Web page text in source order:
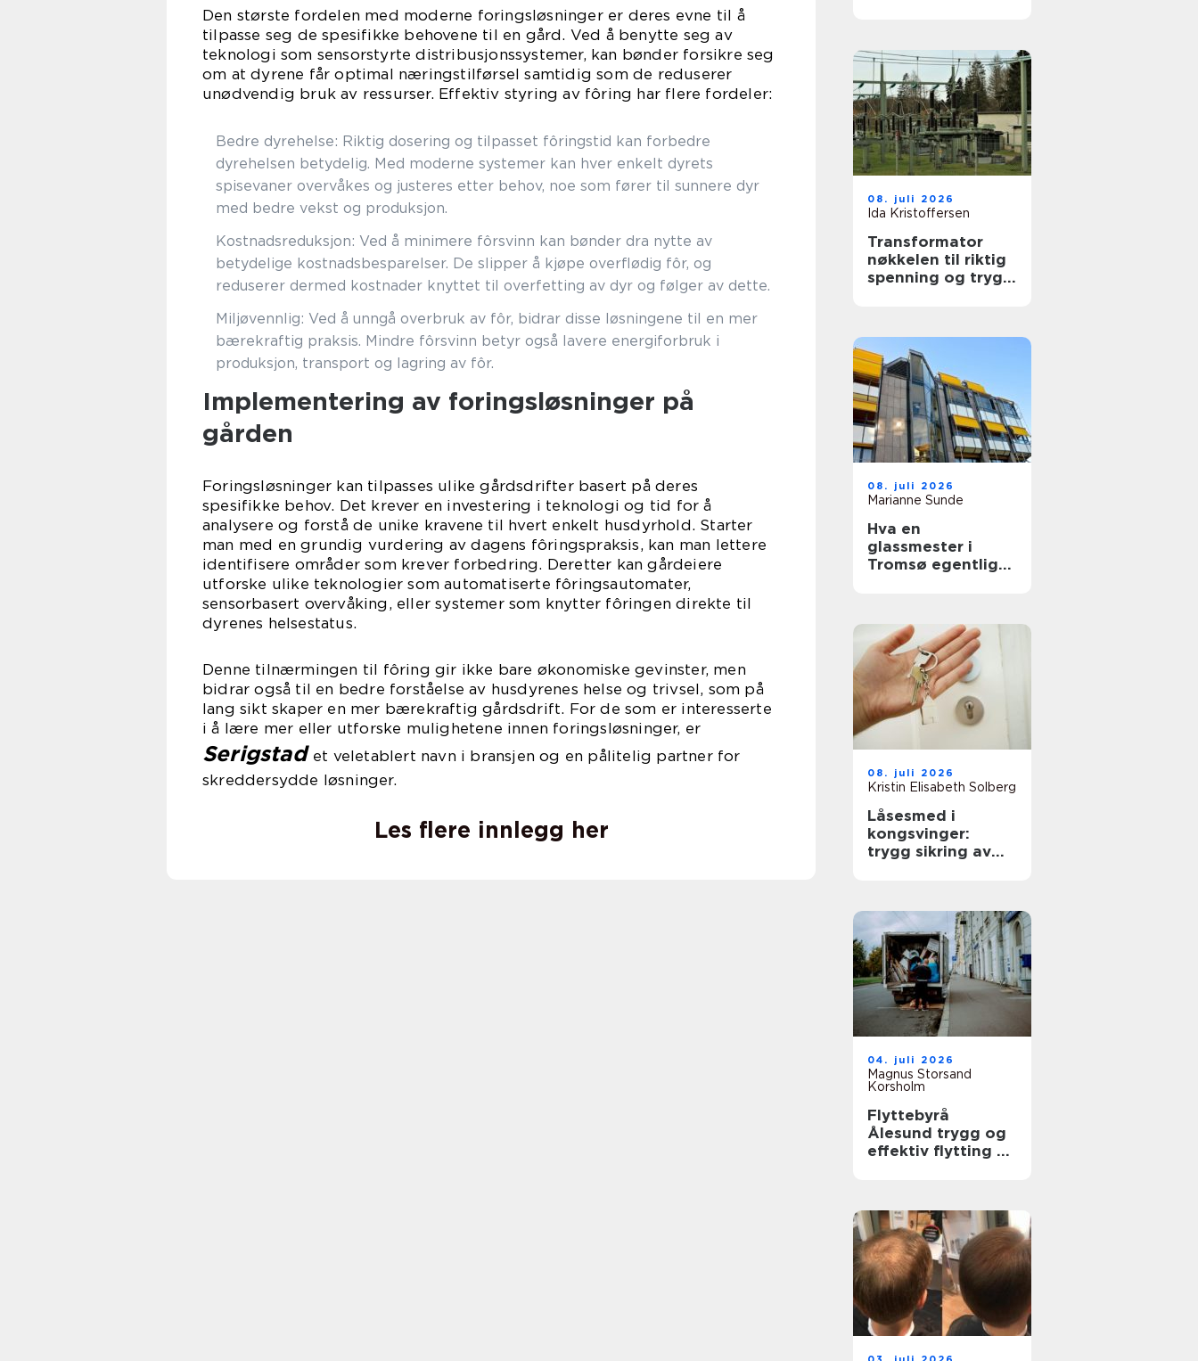
Den største fordelen med moderne foringsløsninger er deres evne til å
tilpasse seg de spesifikke behovene til en gård. Ved å benytte seg av
teknologi som sensorstyrte distribusjonssystemer, kan bønder forsikre seg
om at dyrene får optimal næringstilførsel samtidig som de reduserer
unødvendig bruk av ressurser. Effektiv styring av fôring har flere fordeler:
Bedre dyrehelse: Riktig dosering og tilpasset fôringstid kan forbedre
dyrehelsen betydelig. Med moderne systemer kan hver enkelt dyrets
spisevaner overvåkes og justeres etter behov, noe som fører til sunnere dyr
med bedre vekst og produksjon.
Kostnadsreduksjon: Ved å minimere fôrsvinn kan bønder dra nytte av
betydelige kostnadsbesparelser. De slipper å kjøpe overflødig fôr, og
reduserer dermed kostnader knyttet til overfetting av dyr og følger av dette.
Miljøvennlig: Ved å unngå overbruk av fôr, bidrar disse løsningene til en mer
bærekraftig praksis. Mindre fôrsvinn betyr også lavere energiforbruk i
produksjon, transport og lagring av fôr.
Implementering av foringsløsninger på
gården
Foringsløsninger kan tilpasses ulike gårdsdrifter basert på deres
spesifikke behov. Det krever en investering i teknologi og tid for å
analysere og forstå de unike kravene til hvert enkelt husdyrhold. Starter
man med en grundig vurdering av dagens fôringspraksis, kan man lettere
identifisere områder som krever forbedring. Deretter kan gårdeiere
utforske ulike teknologier som automatiserte fôringsautomater,
sensorbasert overvåking, eller systemer som knytter fôringen direkte til
dyrenes helsestatus.
Denne tilnærmingen til fôring gir ikke bare økonomiske gevinster, men
bidrar også til en bedre forståelse av husdyrenes helse og trivsel, som på
lang sikt skaper en mer bærekraftig gårdsdrift. For de som er interesserte
i å lære mer eller utforske mulighetene innen foringsløsninger, er
Serigstad et veletablert navn i bransjen og en pålitelig partner for
skreddersydde løsninger.
Les flere innlegg her
08. juli 2026
Ida Kristoffersen
Transformator
nøkkelen til riktig
spenning og trygg
08. juli 2026
Marianne Sunde
Hva en
glassmester i
Tromsø egentlig
08. juli 2026
Kristin Elisabeth Solberg
Låsesmed i
kongsvinger:
trygg sikring av
04. juli 2026
Magnus Storsand
Korsholm
Flyttebyrå
Ålesund trygg og
effektiv flytting på